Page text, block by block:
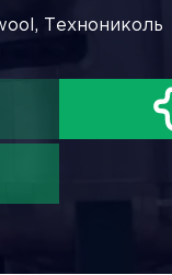
Технониколь